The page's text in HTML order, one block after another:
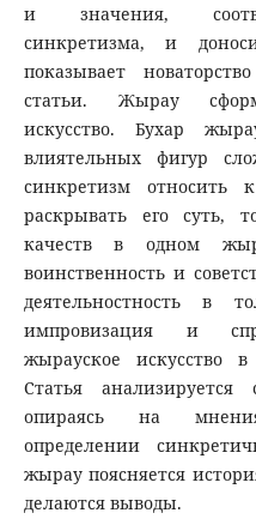
и значения,
синкретизма, и
показывает
статьи. Жырау
искусство. Бухар
влиятельных фигур
синкретизм относить
раскрывать его суть,
качеств в одном
воинственность и
деятельностность в
импровизация и
жырауское искусство в
Статья
опираясь на
определении
жырау поясняется
делаются выводы.